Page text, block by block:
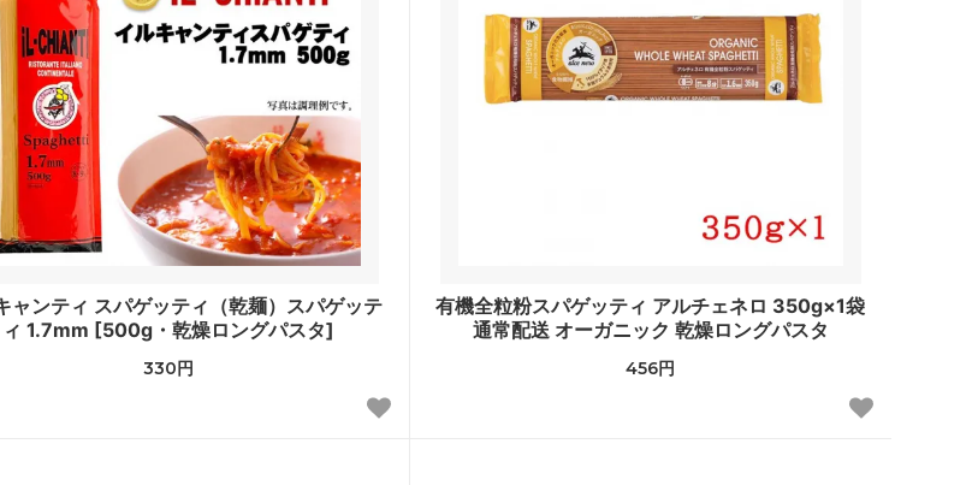
ャンティ スパゲッティ（乾麺）スパゲッテ
ィ 1.7mm [500g・乾燥ロングパスタ]
330円
有機全粒粉スパゲッティ アルチェネロ 350g×1袋
通常配送 オーガニック 乾燥ロングパスタ
456円